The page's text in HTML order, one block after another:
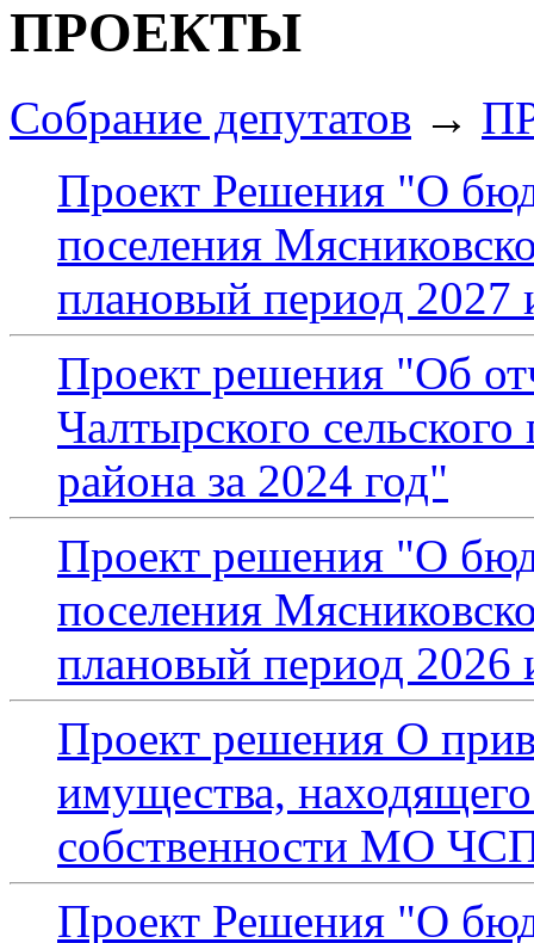
ПРОЕКТЫ
Собрание депутатов →
Проект Решения "О
поселения
плановый период 2027
Проект решения "Об
Чалтырского
района за 2024 год"
Проект решения "О
поселения
плановый период 2026
Проект решения О
имущества,
собственности МО
Проект Решения "О